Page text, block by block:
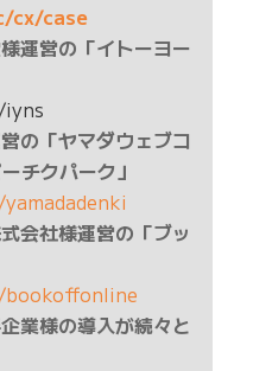
cx/case
運営の「イトーヨー
の「ヤマダウェブコ
チクパーク」
会社様運営の「ブッ
業様の導入が続々と